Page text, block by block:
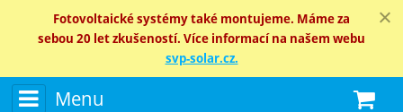
Fotovoltaické systémy také montujeme. Máme za
sebou 20 let zkušeností. Více informací na našem webu
svp-solar.cz.
Menu